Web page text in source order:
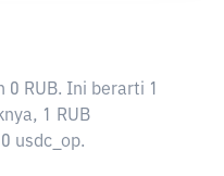
0 RUB. Ini berarti 1
1 RUB
usdc_op.